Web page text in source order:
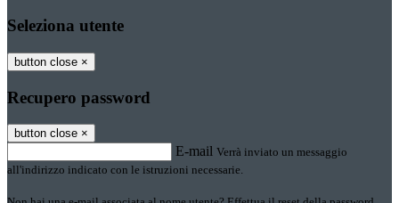
Seleziona utente
button close ×
Recupero password
button close ×
E-mail Verrà inviato un messaggio
all'indirizzo indicato con le istruzioni necessarie.